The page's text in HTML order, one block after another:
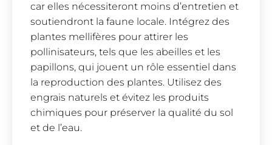
car elles nécessiteront moins d’entretien et
soutiendront la faune locale. Intégrez des
plantes mellifères pour attirer les
pollinisateurs, tels que les abeilles et les
papillons, qui jouent un rôle essentiel dans
la reproduction des plantes. Utilisez des
engrais naturels et évitez les produits
chimiques pour préserver la qualité du sol
et de l’eau.